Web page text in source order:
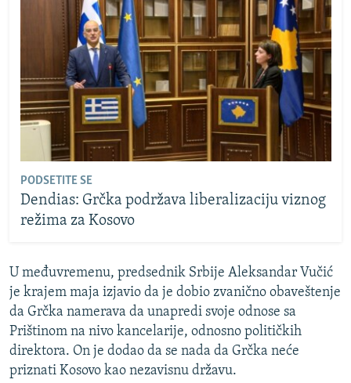
PODSETITE SE
Dendias: Grčka podržava liberalizaciju viznog
režima za Kosovo
U međuvremenu, predsednik Srbije Aleksandar Vučić
je krajem maja izjavio da je dobio zvanično obaveštenje
da Grčka namerava da unapredi svoje odnose sa
Prištinom na nivo kancelarije, odnosno političkih
direktora. On je dodao da se nada da Grčka neće
priznati Kosovo kao nezavisnu državu.